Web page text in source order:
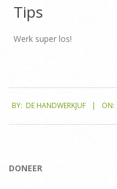
Tips
Werk super los!
04-
08
BY: DE HANDWERKJUF ON:
DONEER